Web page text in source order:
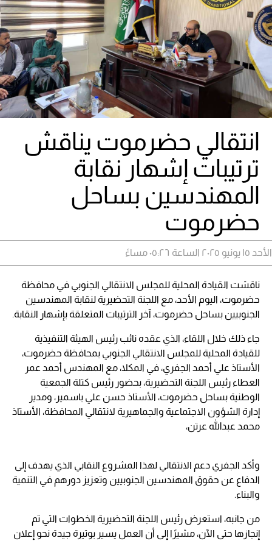
انتقالي حضرموت يناقش
ترتيبات إشهار نقابة
المهندسين بساحل
حضرموت
الأحد ١٥ يونيو ٢٠٢٥ الساعة ٠٥:٢٦ مساءً
ناقشت القيادة المحلية للمجلس الانتقالي الجنوبي في محافظة
حضرموت، اليوم الأحد، مع اللجنة التحضيرية لنقابة المهندسين
الجنوبيين بساحل حضرموت، آخر الترتيبات المتعلقة بإشهار النقابة.
جاء ذلك خلال اللقاء، الذي عقده نائب رئيس الهيئة التنفيذية
للقيادة المحلية للمجلس الانتقالي الجنوبي بمحافظة حضرموت،
الأستاذ علي أحمد الجفري، في المكلا، مع المهندس أحمد عمر
العطاء رئيس اللجنة التحضيرية، بحضور رئيس كتلة الجمعية
الوطنية بساحل حضرموت، الأستاذ حسن علي باسمير، ومدير
إدارة الشؤون الاجتماعية والجماهيرية لانتقالي المحافظة، الأستاذ
محمد عبدالله عرتن،
وأكد الجفري دعم الانتقالي لهذا المشروع النقابي الذي يهدف إلى
الدفاع عن حقوق المهندسين الجنوبيين وتعزيز دورهم في التنمية
والبناء.
من جانبه، استعرض رئيس اللجنة التحضيرية الخطوات التي تم
إنجازها حتى الآن، مشيرًا إلى أن العمل يسير بوتيرة جيدة نحو إعلان